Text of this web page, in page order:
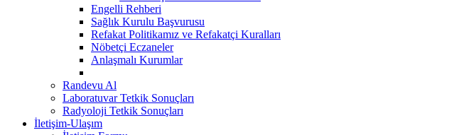
Engelli Rehberi
Sağlık Kurulu Başvurusu
Refakat Politikamız ve Refakatçi Kuralları
Nöbetçi Eczaneler
Anlaşmalı Kurumlar
Randevu Al
Laboratuvar Tetkik Sonuçları
Radyoloji Tetkik Sonuçları
İletişim-Ulaşım